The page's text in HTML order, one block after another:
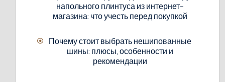
напольного плинтуса из интернет-
магазина: что учесть перед покупкой
Почему стоит выбрать нешипованные
шины: плюсы, особенности и
рекомендации